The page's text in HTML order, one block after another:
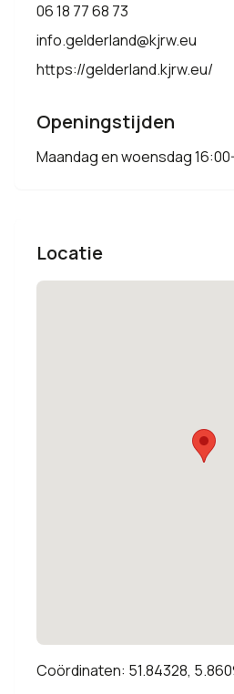
06 18 77 68 73
info.gelderland@kjrw.eu
https://gelderland.kjrw.eu/
Openingstijden
Maandag en woensdag
Locatie
Coördinaten: 51.84328,